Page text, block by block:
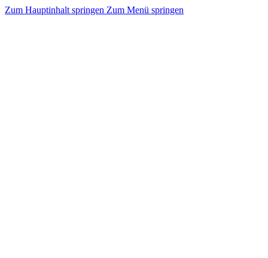
Zum Hauptinhalt springen Zum Menü springen